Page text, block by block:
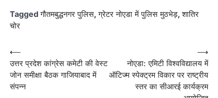
Taggedगौतमबुद्धनगर पुलिस,ग्रेटर नोएडा में पुलिस मुठभेड़,शातिर
चोर
Post
navigation
⟵
उत्तर प्रदेश कांग्रेस कमेटी की वेस्ट
जोन समीक्षा बैठक गाजियाबाद में
संपन्न
नोएडा: एमिटी विश्वविद्यालय में
ऑटिज्म स्पेक्ट्रम विकार पर राष्ट्रीय
स्तर का सीआरई कार्यक्रम
⟶